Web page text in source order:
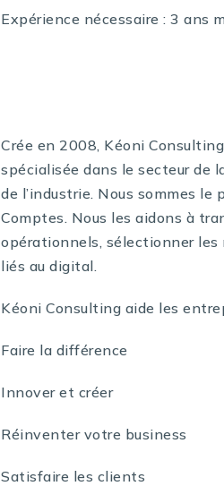
Expérience nécessaire : 3 ans
Crée en 2008, Kéoni
spécialisée dans le secteur de
de l’industrie. Nous sommes
Comptes. Nous les aidons à
opérationnels, sélectionner les
liés au digital.
Kéoni Consulting aide les
Faire la différence
Innover et créer
Réinventer votre business
Satisfaire les clients